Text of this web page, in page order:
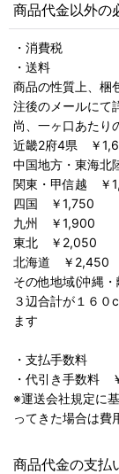
商品代金以外の
・消費税
・送料
商品の性質上、梱
注後のメールにて
尚、一ヶ口あたり
近畿2府4県 ￥
中国地方・東海
関東・甲信越 ￥
四国 ￥1,750
九州 ￥1,900
東北 ￥2,050
北海道 ￥2,450
その他地域(沖縄
３辺合計が１６
ます
・支払手数料
・代引き手数料
※運送会社規定に
ってきた場合は費
商品代金の支払